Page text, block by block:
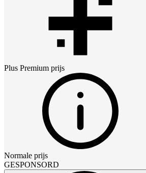
Plus Premium prijs
Normale prijs
GESPONSORD